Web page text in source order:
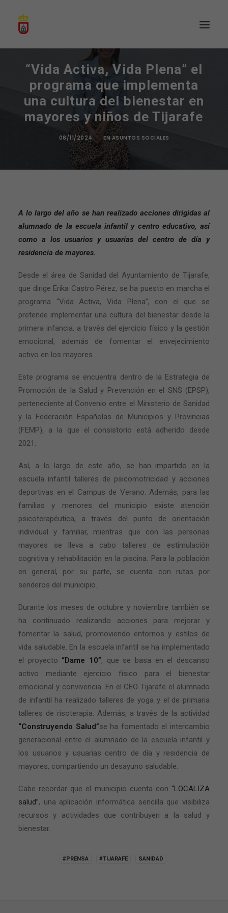
“Vida Activa, Vida Plena” el
programa que implementa
una cultura del bienestar en
mayores y niños de Tijarafe
08/11/2024 | ENASUNTOS SOCIALES
A lo largo del año se han realizado acciones dirigidas al
alumnado de la escuela infantil y centro educativo, así
como a los usuarios y usuarias del centro de día y
residencia de mayores.
Desde el área de Sanidad del Ayuntamiento de Tijarafe,
que dirige Erika Castro Pérez, se ha puesto en marcha el
programa “Vida Activa, Vida Plena”, con el que se
pretende implementar una cultura del bienestar desde la
primera infancia, a través del ejercicio físico y la gestión
emocional, además de fomentar el envejecimiento
activo en los mayores.
Este programa se encuentra dentro de la Estrategia de
Promoción de la Salud y Prevención en el SNS (EPSP),
perteneciente al Convenio entre el Ministerio de Sanidad
y la Federación Españolas de Municipios y Provincias
(FEMP), a la que el consistorio está adherido desde
2021.
Así, a lo largo de este año, se han impartido en la
escuela infantil talleres de psicomotricidad y acciones
deportivas en el Campus de Verano. Además, para las
familias y menores del municipio existe atención
psicoterapéutica, a través del punto de orientación
individual y familiar, mientras que con las personas
mayores se lleva a cabo talleres de estimulación
cognitiva y rehabilitación en la piscina. Para la población
en general, por su parte, se cuenta con rutas por
senderos del municipio.
Durante los meses de octubre y noviembre también se
ha continuado realizando acciones para mejorar y
fomentar la salud, promoviendo entornos y estilos de
vida saludable. En la escuela infantil se ha implementado
el proyecto “Dame 10”, que se basa en el descanso
activo mediante ejercicio físico para el bienestar
emocional y convivencia. En el CEO Tijarafe el alumnado
de infantil ha realizado talleres de yoga y el de primaria
talleres de risoterapia. Además, a través de la actividad
“Construyendo Salud”se ha fomentado el intercambio
generacional entre el alumnado de la escuela infantil y
los usuarios y usuarias centro de día y residencia de
mayores, compartiendo un desayuno saludable.
Cabe recordar que el municipio cuenta con “LOCALIZA
salud”, una aplicación informática sencilla que visibiliza
recursos y actividades que contribuyen a la salud y
bienestar.
#PRENSA #TIJARAFE SANIDAD